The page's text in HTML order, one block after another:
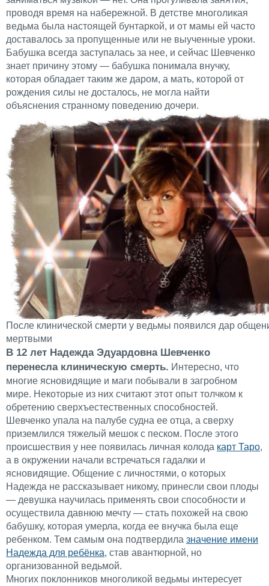
проводя время на набережной. В детстве многоликая
ведьма была настоящей бунтаркой, и от мамы ей часто
доставалось за пропущенные или не выученные уроки.
Бабушка всегда заступалась за нее, и сейчас Шевченко
знает причину этому — бабушка понимала внучку,
которая обладает таким же даром, а мать, которой от
рождения силы не досталось, не могла найти
объяснения странному поведению дочери.
После клинической смерти у ведьмы появился дар
мертвыми
В 12 лет Надежда Эдуардовна Шевченко
перенесла клиническую смерть. Интересно, что
многие ясновидящие и маги побывали в загробном
мире. Некоторые из них считают этот опыт толчком к
обретению сверхъестественных способностей.
Шевченко упала на палубе судна ее отца, а сверху
приземлился тяжелый мешок с песком. После этого
происшествия у нее появилась личная колода карт Таро,
а в окружении начали встречаться гадалки и
ясновидящие. Общение с личностями, о которых
Надежда не рассказывает никому, принесли свои плоды
— девушка научилась применять свои способности и
осуществила давнюю мечту — стать похожей на свою
бабушку, которая умерла, когда ее внучка была еще
ребенком. Тем самым она подтвердила значение имени
Надежда для ребёнка, став авантюрной, но
организованной ведьмой.
Многих поклонников многоликой ведьмы интересует